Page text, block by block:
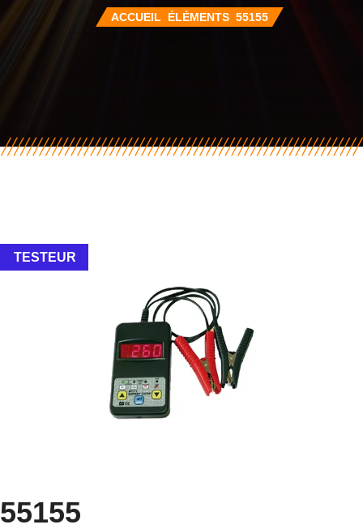
ACCUEIL ÉLÉMENTS 55155
TESTEUR
55155